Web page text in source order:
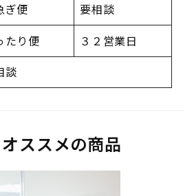
ぎ便
要相談
たり便
３２営業日
談
ススメの商品